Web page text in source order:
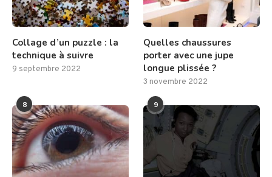
Collage d’un puzzle : la
technique à suivre
9 septembre 2022
Quelles chaussures
porter avec une jupe
longue plissée ?
3 novembre 2022
8 9